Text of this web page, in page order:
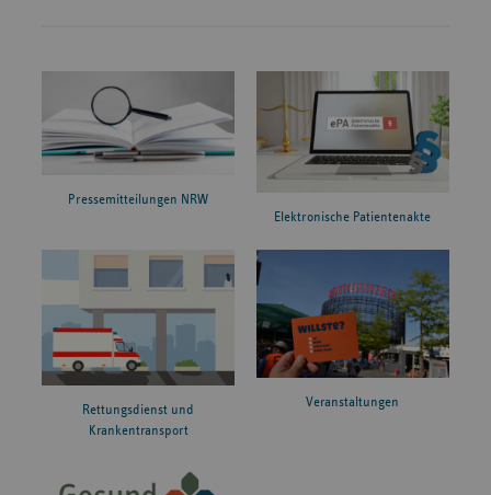
Pressemitteilungen NRW
Elektronische Patientenakte
Rettungsdienst und
Krankentransport
Veranstaltungen